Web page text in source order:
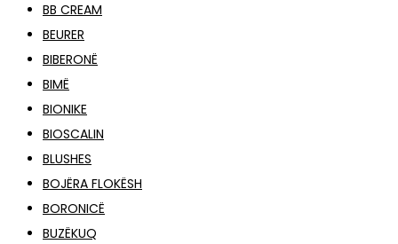
BB CREAM
BEURER
BIBERONË
BIMË
BIONIKE
BIOSCALIN
BLUSHES
BOJËRA FLOKËSH
BORONICË
BUZËKUQ